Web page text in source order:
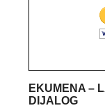
EKUMENA –
DIJALOG